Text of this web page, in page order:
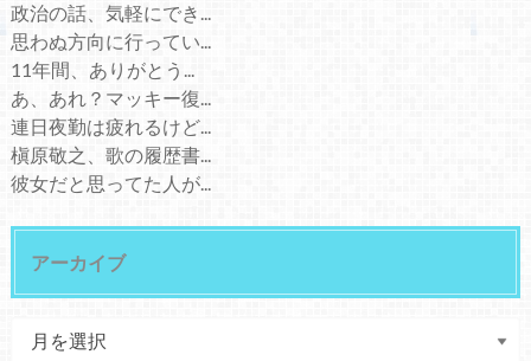
政治の話、気軽にでき...
思わぬ方向に行ってい...
11年間、ありがとう...
あ、あれ？マッキー復...
連日夜勤は疲れるけど...
槇原敬之、歌の履歴書...
彼女だと思ってた人が...
アーカイブ